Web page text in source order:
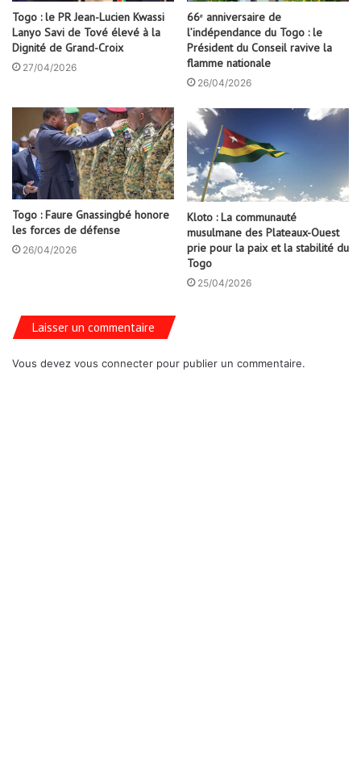
Togo : le PR Jean-Lucien Kwassi
Lanyo Savi de Tové élevé à la
Dignité de Grand-Croix
27/04/2026
66ᵉ anniversaire de
l’indépendance du Togo : le
Président du Conseil ravive la
flamme nationale
26/04/2026
Togo : Faure Gnassingbé honore
les forces de défense
26/04/2026
Kloto : La communauté
musulmane des Plateaux-Ouest
prie pour la paix et la stabilité du
Togo
25/04/2026
Laisser un commentaire
Vous devez vous connecter pour publier un commentaire.